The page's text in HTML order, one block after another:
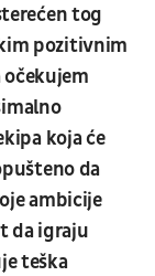
tog
pozitivnim
koja će
da
ambicije
da igraju
teška